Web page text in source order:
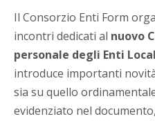
Il Consorzio Enti Form
incontri dedicati al nuovo
personale degli Enti
introduce importanti
sia su quello
evidenziato nel